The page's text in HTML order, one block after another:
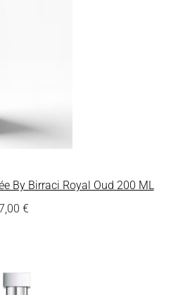
By Birraci Royal Oud 200 ML
€